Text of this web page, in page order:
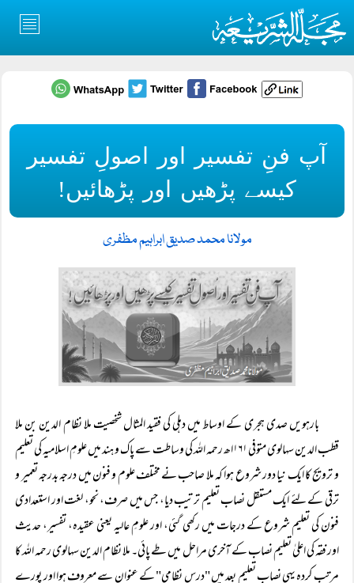
آپ فنِ تفسیر اور اصولِ تفسیر
کیسے پڑھیں اور پڑھائیں!
مولانا محمد صدیق ابراہیم مظفری
بارہویں صدی ہجری کے اوساط میں دہلی کی فقید المثال شخصیت ملا نظام الدین بن ملا
قطب الدین سہالوی متوفی ۱۶۱اھ رحمہ اللہ کی وساطت سے پاک و ہند میں علومِ اسلامیہ کی تعلیم
و ترویج کا ایک نیا دور شروع ہوا کہ ملا صاحب نے مختلف علوم و فنون میں درجہ بدرجہ تعمیر و
ترقی کے لئے ایک مستقل نصاب تعلیم ترتیب دیا، جس میں صرف، نحو، لغت اور استعدادی
فنون کی تعلیم شروع کے درجات میں رکھی گئی، اور علومِ عالیہ یعنی عقیده، تفسیر، حدیث
اور فقہ کی اعلیٰ تعلیم نصاب کے آخری مراحل میں طے پائی۔ ملا نظام الدین سہالوی رحمہ اللہ کا
مرتب کردہ یہی نصابِ تعلیم بعد میں "درسِ نظامی" کے عنوان سے معروف ہوا اور پورے